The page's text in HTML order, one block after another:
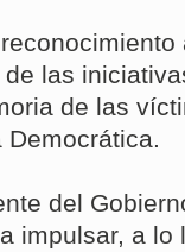
las
de las
Democrática.
del
impulsar, a lo